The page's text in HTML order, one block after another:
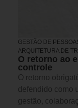
GESTÃO DE
ARQUITETURA DE
O retorno ao
controle
O retorno
defendido como
gestão,